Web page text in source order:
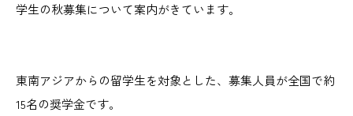
学生の秋募集について案内がきています。
東南アジアからの留学生を対象とした、募集人員が全国で約
15名の奨学金です。